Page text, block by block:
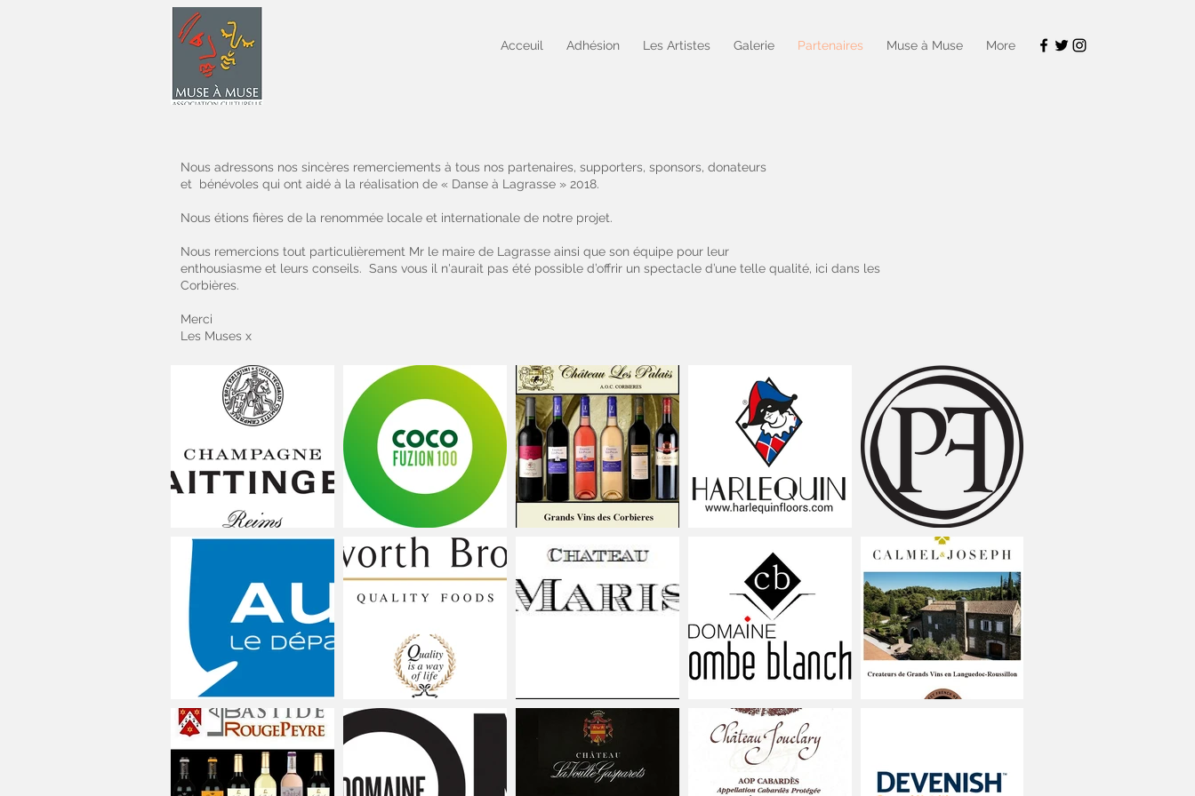
Acceuil Adhésion Les Artistes Galerie Partenaires Muse à Muse More
Nous adressons nos sincères remerciements à tous nos partenaires, supporters, sponsors, donateurs
et bénévoles qui ont aidé à la réalisation de « Danse à Lagrasse » 2018.
Nous étions fières de la renommée locale et internationale de notre projet.
Nous remercions tout particulièrement Mr le maire de Lagrasse ainsi que son équipe pour leur
enthousiasme et leurs conseils. Sans vous il n'aurait pas été possible d’offrir un spectacle d’une telle qualité, ici dans les
Corbières.
Merci
Les Muses x